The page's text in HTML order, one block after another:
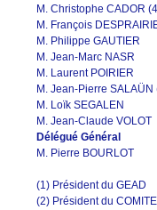
M. Christophe CADOR
M. François
M. Philippe GAUTIER
M. Jean-Marc NASR
M. Laurent POIRIER
M. Jean-Pierre SALAÜN
M. Loïk SEGALEN
M. Jean-Claude VOLOT
Délégué Général
M. Pierre BOURLOT
(1) Président du GEAD
(2) Président du